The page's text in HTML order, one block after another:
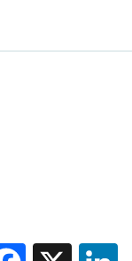
LINGUA: